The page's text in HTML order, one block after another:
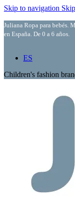
Skip to navigation
Juliana Ropa para bebés.
en España. De 0 a 6 años.
ES
Children's fashion